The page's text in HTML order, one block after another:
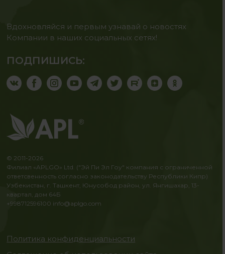
Вдохновляйся и первым узнавай о новостях
Компании в наших социальных сетях!
ПОДПИШИСЬ:
© 2011-2026
Филиал «APLGO» Ltd. ("Эй Пи Эл Гоу" компания с ограниченной
ответсвенность согласно законодательству Республики Кипр)
Узбекистан, г. Ташкент, Юнусобод район, ул. Янгишахар, 13-
квартал, дом 64Б
+998712596100 info@aplgo.com
Политика конфиденциальности